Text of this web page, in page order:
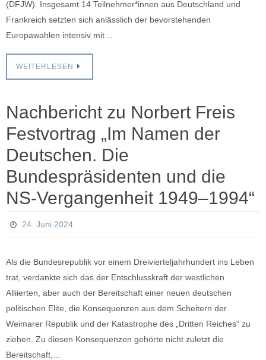
(DFJW). Insgesamt 14 Teilnehmer*innen aus Deutschland und
Frankreich setzten sich anlässlich der bevorstehenden
Europawahlen intensiv mit…
WEITERLESEN
Nachbericht zu Norbert Freis
Festvortrag „Im Namen der
Deutschen. Die
Bundespräsidenten und die
NS-Vergangenheit 1949–1994“
24. Juni 2024
Als die Bundesrepublik vor einem Dreivierteljahrhundert ins Leben
trat, verdankte sich das der Entschlusskraft der westlichen
Alliierten, aber auch der Bereitschaft einer neuen deutschen
politischen Elite, die Konsequenzen aus dem Scheitern der
Weimarer Republik und der Katastrophe des „Dritten Reiches“ zu
ziehen. Zu diesen Konsequenzen gehörte nicht zuletzt die
Bereitschaft,…